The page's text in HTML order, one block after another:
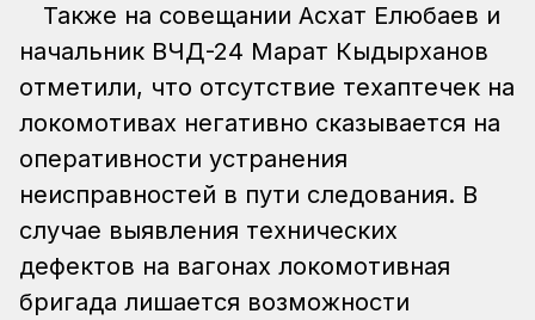
Также на совещании Асхат Елюбаев и
начальник ВЧД-24 Марат Кыдырханов
отметили, что отсутствие техаптечек на
локомотивах негативно сказывается на
оперативности устранения
неисправностей в пути следования. В
случае выявления технических
дефектов на вагонах локомотивная
бригада лишается возможности